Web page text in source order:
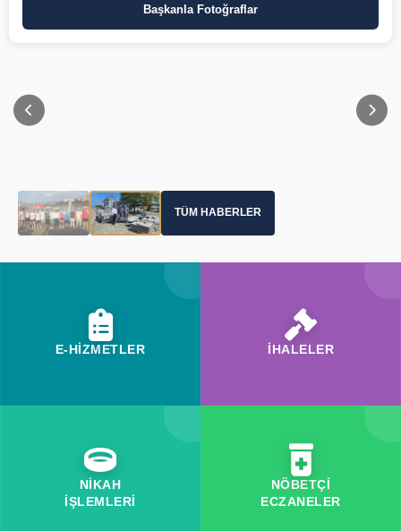
Başkanla Fotoğraflar
TÜM HABERLER
E-HİZMETLER İHALELER
NİKAH
İŞLEMLERİ
NÖBETÇİ
ECZANELER